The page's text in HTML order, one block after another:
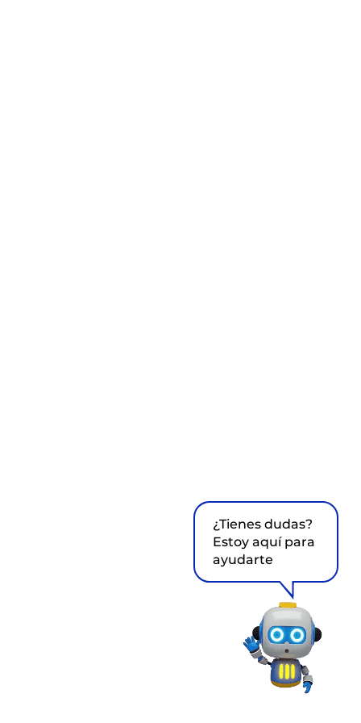
¿Tienes dudas?
Estoy aquí para
ayudarte